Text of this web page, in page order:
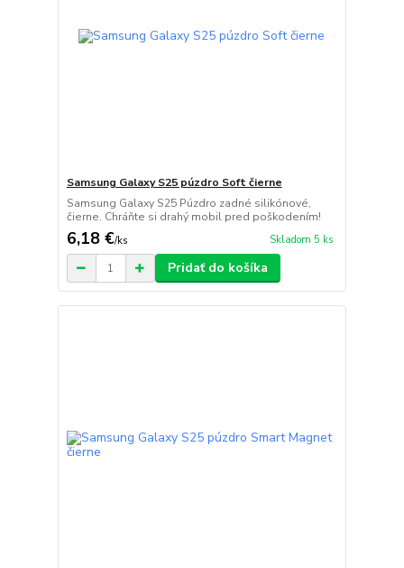
Samsung Galaxy S25 púzdro Soft čierne
Samsung Galaxy S25 Púzdro zadné silikónové,
čierne. Chráňte si drahý mobil pred poškodením!
6,18 €/ks Skladom 5 ks
Pridať do košíka